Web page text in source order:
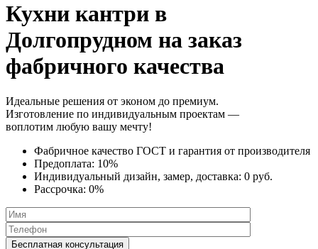
Кухни кантри в
Долгопрудном на заказ
фабричного качества
Идеальные решения от эконом до премиум.
Изготовление по индивидуальным проектам —
воплотим любую вашу мечту!
Фабричное качество ГОСТ и гарантия от производителя
Предоплата: 10%
Индивидуальный дизайн, замер, доставка: 0 руб.
Рассрочка: 0%